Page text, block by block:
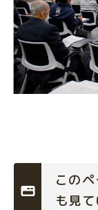
この
も見